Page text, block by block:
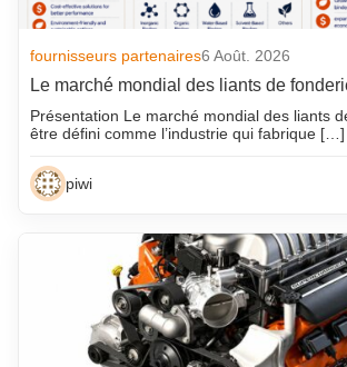
fournisseurs partenaires6 Août. 2026
Le marché mondial des liants de
Présentation Le marché mondial des liants
être défini comme l’industrie qui fabrique […]
piwi